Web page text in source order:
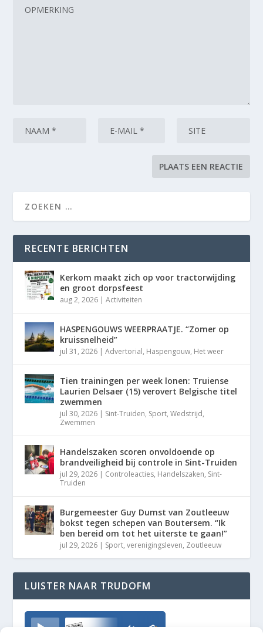
RECENTE BERICHTEN
Kerkom maakt zich op voor tractorwijding
en groot dorpsfeest
aug 2, 2026 |Activiteiten
HASPENGOUWS WEERPRAATJE. “Zomer op
kruissnelheid”
jul 31, 2026 |Advertorial, Haspengouw, Het weer
Tien trainingen per week lonen: Truiense
Laurien Delsaer (15) verovert Belgische titel
zwemmen
jul 30, 2026 | Sint-Truiden, Sport,Wedstrijd,
Zwemmen
Handelszaken scoren onvoldoende op
brandveiligheid bij controle in Sint-Truiden
jul 29, 2026 | Controleacties, Handelszaken, Sint-
Truiden
Burgemeester Guy Dumst van Zoutleeuw
bokst tegen schepen van Boutersem. “Ik
ben bereid om tot het uiterste te gaan!”
jul 29, 2026 | Sport,verenigingsleven, Zoutleeuw
LUISTER NAAR TRUDOFM
TrudoFM